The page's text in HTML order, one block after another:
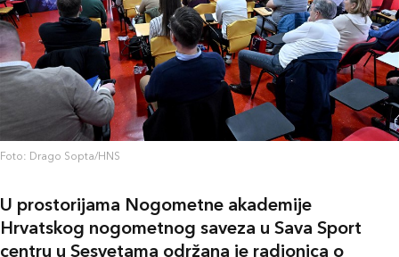
Foto: Drago Sopta/HNS
U prostorijama Nogometne akademije
Hrvatskog nogometnog saveza u Sava Sport
centru u Sesvetama održana je radionica o